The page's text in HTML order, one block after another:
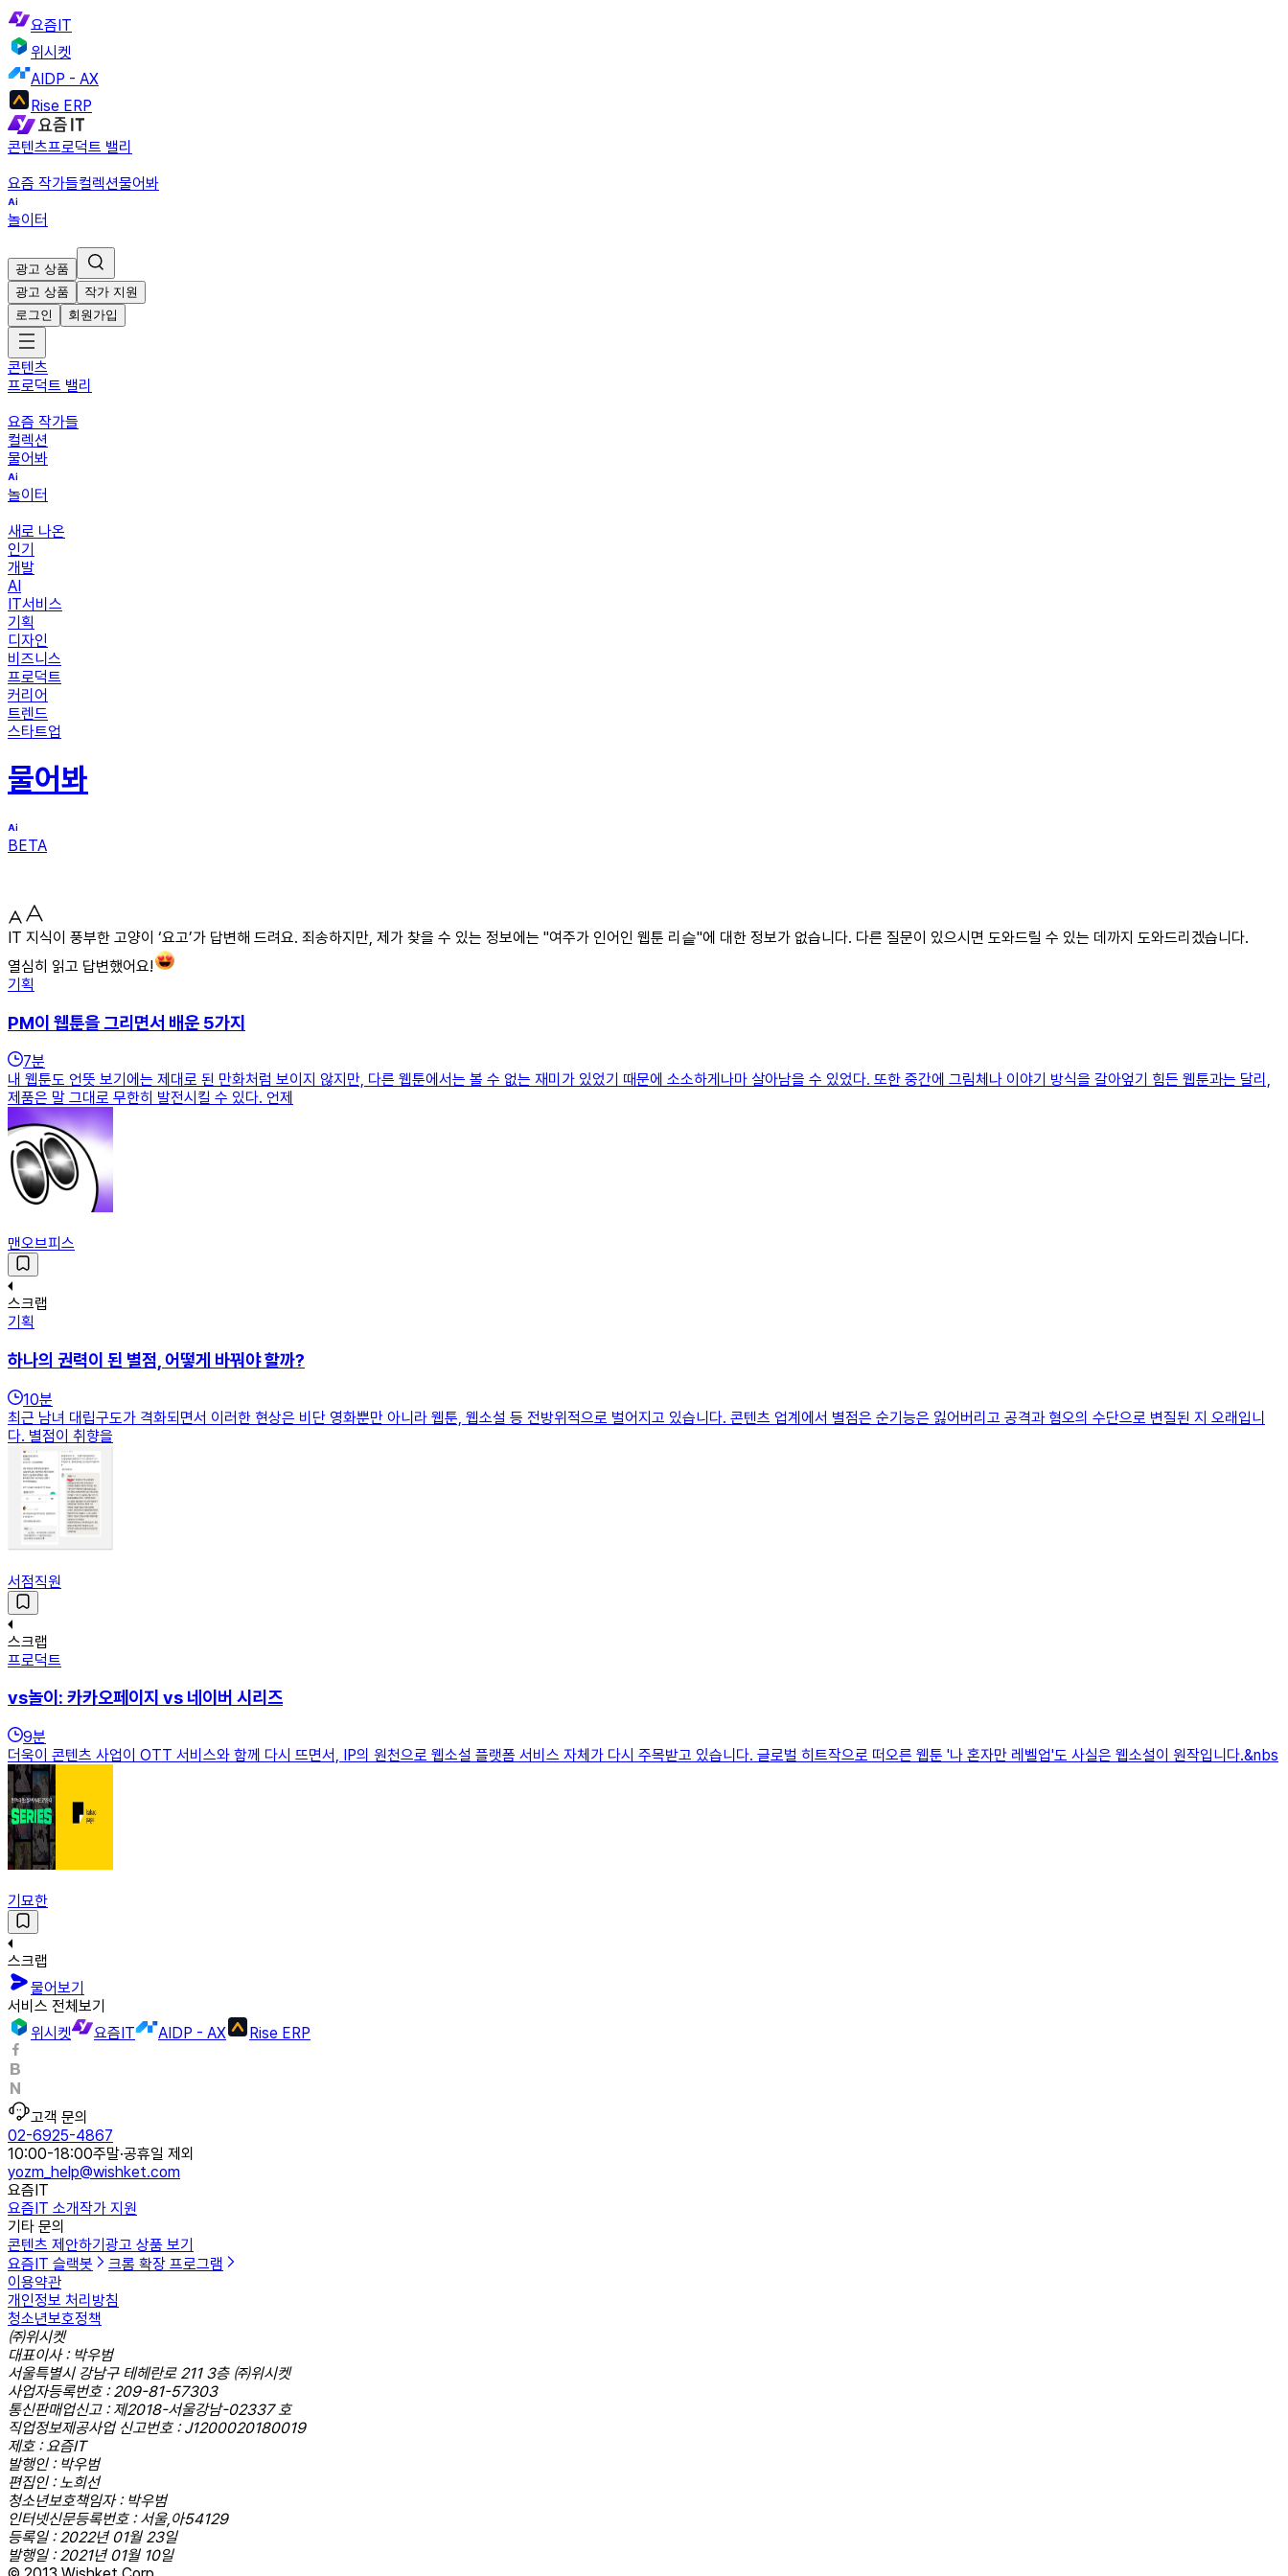
요즘IT
위시켓
AIDP - AX
Rise ERP
콘텐츠프로덕트 밸리
요즘 작가들컬렉션물어봐
놀이터
광고 상품
광고 상품
작가 지원
로그인
회원가입
콘텐츠
프로덕트 밸리
요즘 작가들
컬렉션
물어봐
놀이터
새로 나온
인기
개발
AI
IT서비스
기획
디자인
비즈니스
프로덕트
커리어
트렌드
스타트업
물어봐
BETA
IT 지식이 풍부한 고양이 ‘요고’가 답변해 드려요. 죄송하지만, 제가 찾을 수 있는 정보에는 "여주가 인어인 웹툰 리슽"에 대한 정보가 없습니다. 다른 질문이 있으시면 도와드릴 수 있는 데까지 도와드리겠습니다.
열심히 읽고 답변했어요!
기획
PM이 웹툰을 그리면서 배운 5가지
7분
내 웹툰도 언뜻 보기에는 제대로 된 만화처럼 보이지 않지만, 다른 웹툰에서는 볼 수 없는 재미가 있었기 때문에 소소하게나마 살아남을 수 있었다. 또한 중간에 그림체나 이야기 방식을 갈아엎기 힘든 웹툰과는 달리,
제품은 말 그대로 무한히 발전시킬 수 있다. 언제
맨오브피스
스크랩
기획
하나의 권력이 된 별점, 어떻게 바꿔야 할까?
10분
최근 남녀 대립구도가 격화되면서 이러한 현상은 비단 영화뿐만 아니라 웹툰, 웹소설 등 전방위적으로 벌어지고 있습니다. 콘텐츠 업계에서 별점은 순기능은 잃어버리고 공격과 혐오의 수단으로 변질된 지 오래입니
다. 별점이 취향을
서점직원
스크랩
프로덕트
vs놀이: 카카오페이지 vs 네이버 시리즈
9분
더욱이 콘텐츠 사업이 OTT 서비스와 함께 다시 뜨면서, IP의 원천으로 웹소설 플랫폼 서비스 자체가 다시 주목받고 있습니다. 글로벌 히트작으로 떠오른 웹툰 '나 혼자만 레벨업'도 사실은 웹소설이 원작입니다.&nbs
기묘한
스크랩
물어보기
서비스 전체보기
위시켓
요즘IT AIDP - AX Rise ERP
고객 문의
02-6925-4867
10:00-18:00주말·공휴일 제외
yozm_help@wishket.com
요즘IT
요즘IT 소개작가 지원
기타 문의
콘텐츠 제안하기 광고 상품 보기
요즘IT 슬랙봇
크롬 확장 프로그램
이용약관
개인정보 처리방침
청소년보호정책
㈜위시켓
대표이사 : 박우범
서울특별시 강남구 테헤란로 211 3층 ㈜위시켓
사업자등록번호 : 209-81-57303
통신판매업신고 : 제2018-서울강남-02337 호
직업정보제공사업 신고번호 : J1200020180019
제호 : 요즘IT
발행인 : 박우범
편집인 : 노희선
청소년보호책임자 : 박우범
인터넷신문등록번호 : 서울,아54129
등록일 : 2022년 01월 23일
발행일 : 2021년 01월 10일